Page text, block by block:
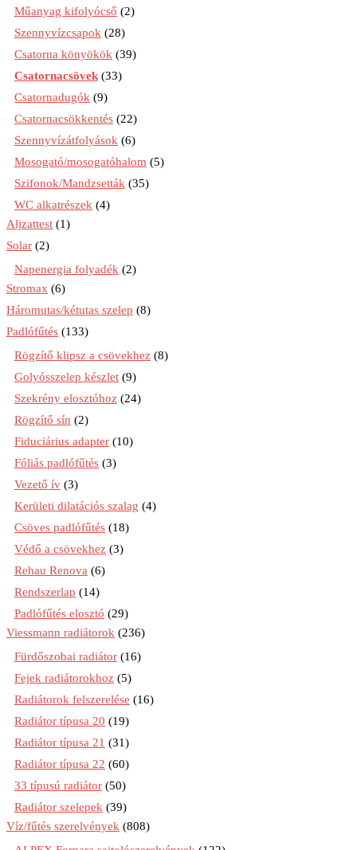
Műanyag kifolyócső (2)
Szennyvízcsapok (28)
Csatorna könyökök (39)
Csatornacsövek (33)
Csatornadugók (9)
Csatornacsökkentés (22)
Szennyvízátfolyások (6)
Mosogató/mosogatóhalom (5)
Szifonok/Mandzsetták (35)
WC alkatrészek (4)
Aljzattest (1)
Solar (2)
Napenergia folyadék (2)
Stromax (6)
Háromutas/kétutas szelep (8)
Padlófűtés (133)
Rögzítő klipsz a csövekhez (8)
Golyósszelep készlet (9)
Szekrény elosztóhoz (24)
Rögzítő sín (2)
Fiduciárius adapter (10)
Fóliás padlófűtés (3)
Vezető ív (3)
Kerületi dilatációs szalag (4)
Csöves padlófűtés (18)
Védő a csövekhez (3)
Rehau Renova (6)
Rendszerlap (14)
Padlófűtés elosztó (29)
Viessmann radiátorok (236)
Fürdőszobai radiátor (16)
Fejek radiátorokhoz (5)
Radiátorok felszerelése (16)
Radiátor típusa 20 (19)
Radiátor típusa 21 (31)
Radiátor típusa 22 (60)
33 típusú radiátor (50)
Radiátor szelepek (39)
Víz/fűtés szerelvények (808)